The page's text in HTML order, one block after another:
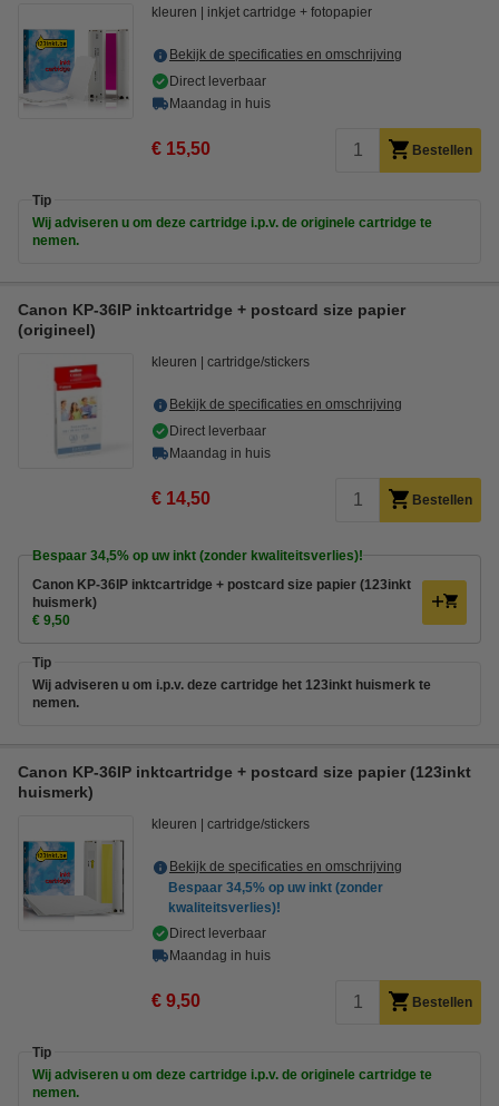
kleuren inkjet cartridge + fotopapier
Bekijk de specificaties en omschrijving
Direct leverbaar
Maandag in huis
€ 15,50 Bestellen
Tip
Wij adviseren u om deze cartridge i.p.v. de originele cartridge te
nemen.
Canon KP-36IP inktcartridge + postcard size papier
(origineel)
kleuren cartridge/stickers
Bekijk de specificaties en omschrijving
Direct leverbaar
Maandag in huis
€ 14,50 Bestellen
Bespaar 34,5% op uw inkt (zonder kwaliteitsverlies)!
Canon KP-36IP inktcartridge + postcard size papier (123inkt
huismerk)
€ 9,50
Tip
Wij adviseren u om i.p.v. deze cartridge het 123inkt huismerk te
nemen.
Canon KP-36IP inktcartridge + postcard size papier (123inkt
huismerk)
kleuren cartridge/stickers
Bekijk de specificaties en omschrijving
Bespaar 34,5% op uw inkt (zonder
kwaliteitsverlies)!
Direct leverbaar
Maandag in huis
€ 9,50 Bestellen
Tip
Wij adviseren u om deze cartridge i.p.v. de originele cartridge te
nemen.